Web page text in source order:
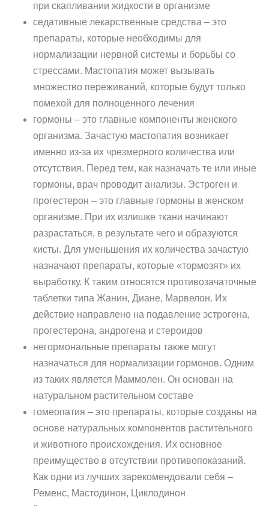
при скапливании жидкости в организме
седативные лекарственные средства – это
препараты, которые необходимы для
нормализации нервной системы и борьбы со
стрессами. Мастопатия может вызывать
множество переживаний, которые будут только
помехой для полноценного лечения
гормоны – это главные компоненты женского
организма. Зачастую мастопатия возникает
именно из-за их чрезмерного количества или
отсутствия. Перед тем, как назначать те или иные
гормоны, врач проводит анализы. Эстроген и
прогестерон – это главные гормоны в женском
организме. При их излишке ткани начинают
разрастаться, в результате чего и образуются
кисты. Для уменьшения их количества зачастую
назначают препараты, которые «тормозят» их
выработку. К таким относятся противозачаточные
таблетки типа Жанин, Диане, Марвелон. Их
действие направлено на подавление эстрогена,
прогестерона, андрогена и стероидов
негормональные препараты также могут
назначаться для нормализации гормонов. Одним
из таких является Маммолен. Он основан на
натуральном растительном составе
гомеопатия – это препараты, которые созданы на
основе натуральных компонентов растительного
и животного происхождения. Их основное
преимущество в отсутствии противопоказаний.
Как одни из лучших зарекомендовали себя –
Ременс, Мастодинон, Циклодинон